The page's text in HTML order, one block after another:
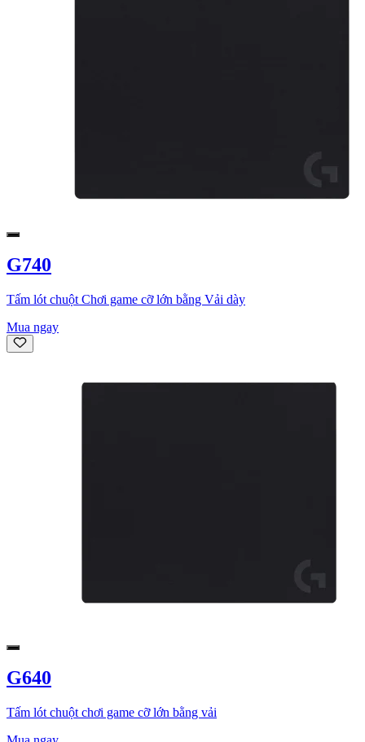
G740
Tấm lót chuột Chơi game cỡ lớn bằng Vải dày
Mua ngay
G640
Tấm lót chuột chơi game cỡ lớn bằng vải